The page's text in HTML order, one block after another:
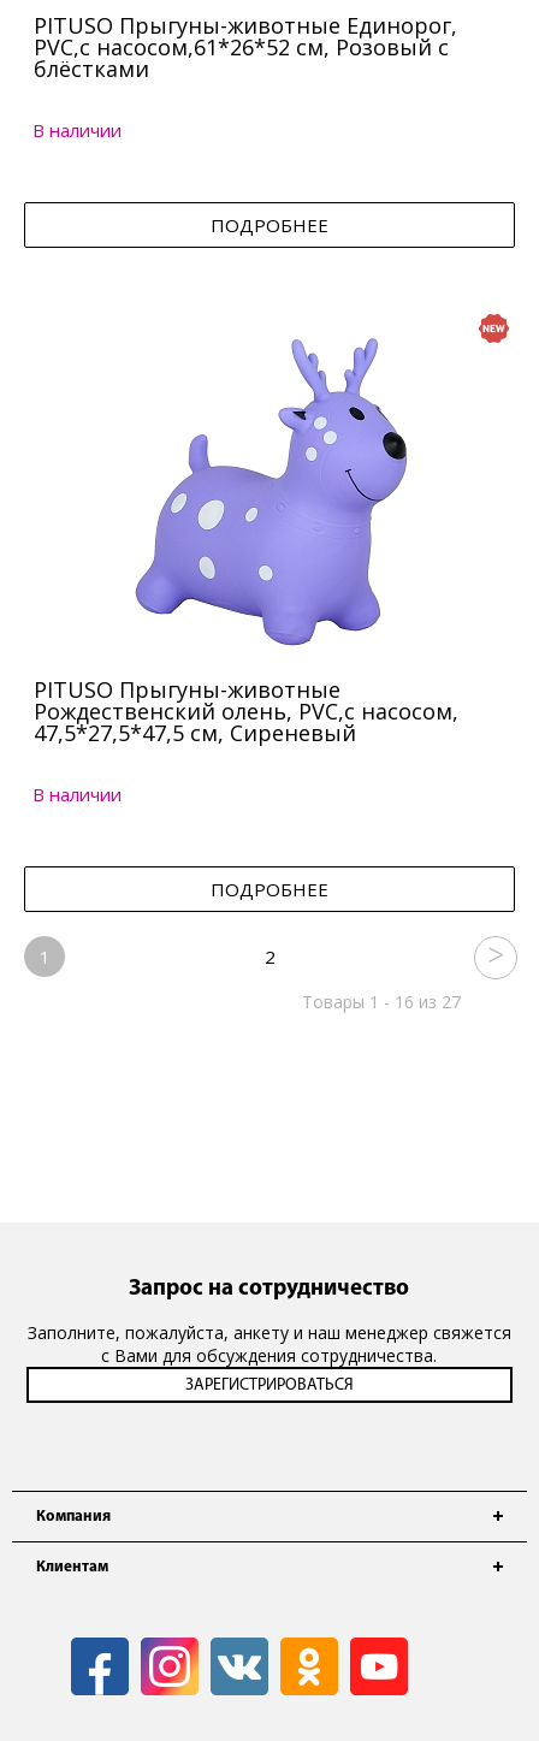
PITUSO Прыгуны-животные Единорог,
PVC,с насосом,61*26*52 см, Розовый с
блёстками
В наличии
ПОДРОБНЕЕ
PITUSO Прыгуны-животные
Рождественский олень, PVC,с насосом,
47,5*27,5*47,5 см, Сиреневый
В наличии
ПОДРОБНЕЕ
1 2
Товары 1 - 16 из 27
Компания
Клиентам
Запрос на сотрудничество
Заполните, пожалуйста, анкету и наш менеджер свяжется
с Вами для обсуждения сотрудничества.